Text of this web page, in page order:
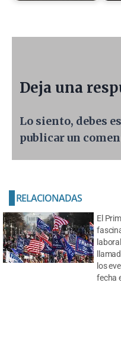
Deja una
Lo siento, debes
publicar un
El
los
fecha
RELACIONADAS